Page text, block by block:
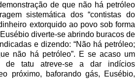
de que não há petróleo
sistemática dos “contistas do
extorquido ao povo sob forma
diverte-se abrindo buracos de
e dizendo: “Não há petróleo;
não há petróleo”. E se acaso um
de tatu atreve-se a dar indícios
próximo, baforando gás, Eusébio,